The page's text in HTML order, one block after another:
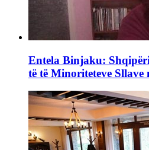
Entela Binjaku:
të të Minoriteteve Sllave